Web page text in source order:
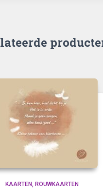
KAARTEN ROUWKAARTEN